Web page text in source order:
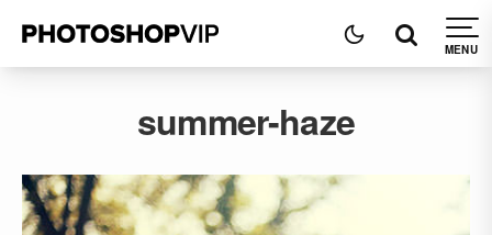
summer-haze